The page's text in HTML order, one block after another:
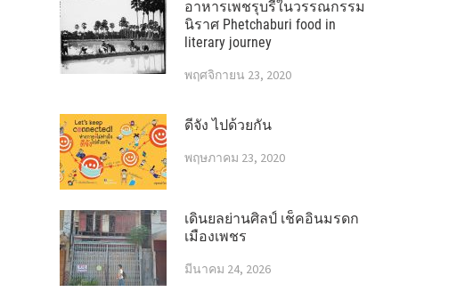
อาหารเพชรุบรีในวรรณกรรม
นิราศ Phetchaburi food in
literary journey
พฤศจิกายน 23, 2020
ดีจัง ไปด้วยกัน
พฤษภาคม 23, 2020
เดินยลย่านศิลป์ เช็คอินมรดก
เมืองเพชร
มีนาคม 24, 2026